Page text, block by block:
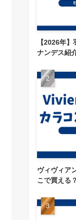
【2026年
ナンデス紹
ヴィヴィア
こで買える